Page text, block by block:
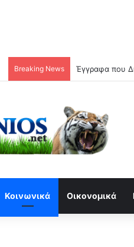
Breaking News
Κοινωνικά Οικονομικά